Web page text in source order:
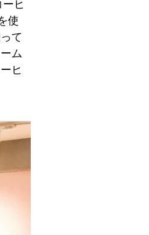
ヒ
使
て
ム
ヒ